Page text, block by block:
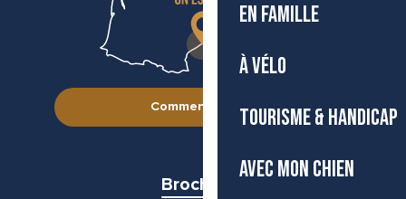
EN FAMILLE
À VÉLO
TOURISME & HANDICAP
AVEC MON CHIEN
Comment venir ?
Brochures